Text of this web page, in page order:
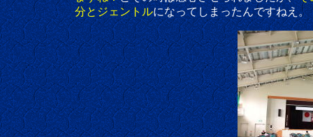
分とジェントルになってしまったんですねえ。